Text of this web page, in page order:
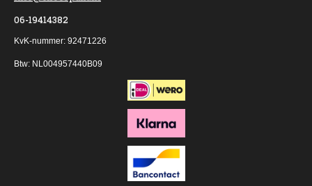
06-19414382
KvK-nummer: 92471226
Btw: NL004957440B09